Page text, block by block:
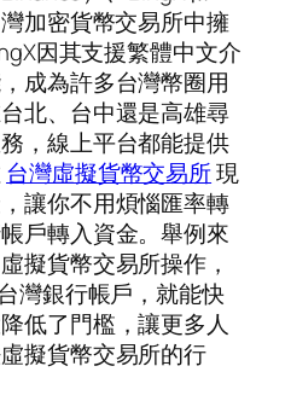
加密貨幣交易所中擁
因其支援繁體中文介
成為許多台灣幣圈用
北、台中還是高雄尋
，線上平台都能提供
台灣虛擬貨幣交易所現
讓你不用煩惱匯率轉
戶轉入資金。舉例來
擬貨幣交易所操作，
灣銀行帳戶，就能快
低了門檻，讓更多人
擬貨幣交易所的行